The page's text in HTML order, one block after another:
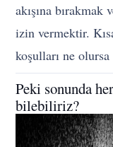
akışına bırakmak
izin vermektir.
koşulları ne
Peki sonunda
bilebiliriz?